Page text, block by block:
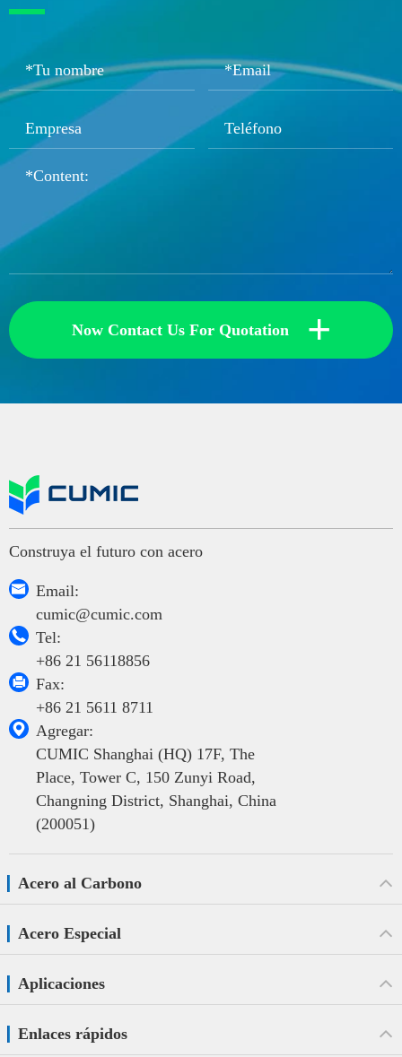
Now Contact Us For Quotation +
Construya el futuro con acero

Email:
cumic@cumic.com

Tel:
+86 21 56118856

Fax:
+86 21 5611 8711

Agregar:
CUMIC Shanghai (HQ) 17F, The
Place, Tower C, 150 Zunyi Road,
Changning District, Shanghai, China
(200051)
Acero al Carbono
Acero Especial
Aplicaciones
Enlaces rápidos